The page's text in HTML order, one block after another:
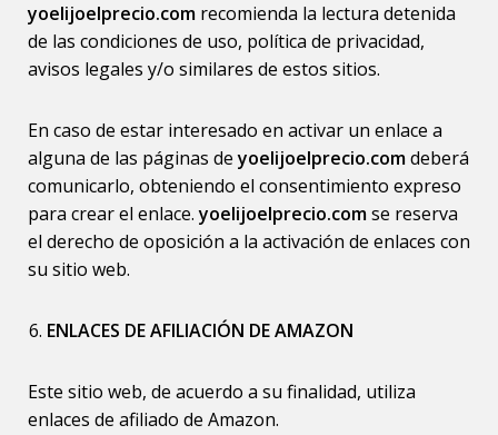
yoelijoelprecio.com recomienda la lectura detenida
de las condiciones de uso, política de privacidad,
avisos legales y/o similares de estos sitios.
En caso de estar interesado en activar un enlace a
alguna de las páginas deyoelijoelprecio.comdeberá
comunicarlo, obteniendo el consentimiento expreso
para crear el enlace.yoelijoelprecio.comse reserva
el derecho de oposición a la activación de enlaces con
su sitio web.
ENLACES DE AFILIACIÓN DE AMAZON
Este sitio web, de acuerdo a su finalidad, utiliza
enlaces de afiliado de Amazon.